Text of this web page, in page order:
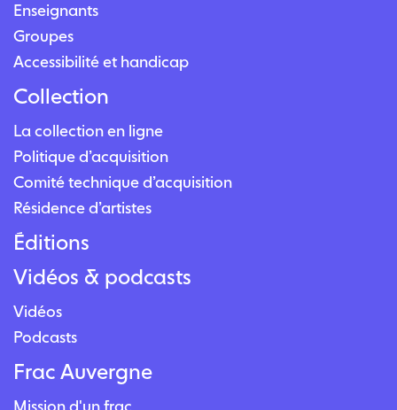
Enseignants
Groupes
Accessibilité et handicap
Collection
La collection en ligne
Politique d’acquisition
Comité technique d’acquisition
Résidence d’artistes
Éditions
Vidéos & podcasts
Vidéos
Podcasts
Frac Auvergne